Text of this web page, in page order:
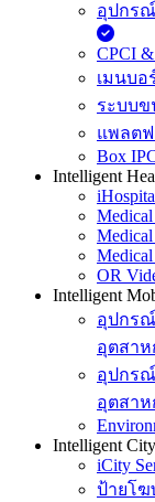
อุปกร
CPCI
เมนบอ
ระบบข
แพลต
Box
Intelligent
OR
Intelligent
อุปกร
อุตสาห
อุปกร
อุตสาห
Intelligent
iCity
ป้ายโฆ